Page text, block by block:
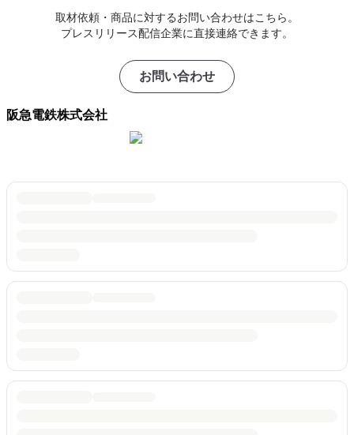
取材依頼・商品に対するお問い合わせはこちら。
プレスリリース配信企業に直接連絡できます。
お問い合わせ
阪急電鉄株式会社